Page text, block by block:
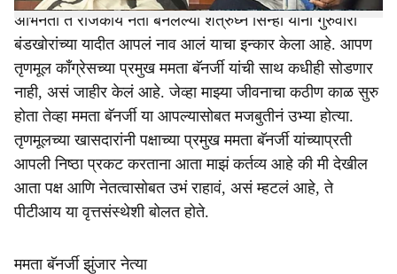
अभिनेता ते राजकीय नेता बनलेल्या शत्रुघ्न सिन्हा यांनी गुरुवारी
बंडखोरांच्या यादीत आपलं नाव आलं याचा इन्कार केला आहे. आपण
तृणमूल काँग्रेसच्या प्रमुख ममता बॅनर्जी यांची साथ कधीही सोडणार
नाही, असं जाहीर केलं आहे. जेव्हा माझ्या जीवनाचा कठीण काळ सुरु
होता तेव्हा ममता बॅनर्जी या आपल्यासोबत मजबुतीनं उभ्या होत्या.
तृणमूलच्या खासदारांनी पक्षाच्या प्रमुख ममता बॅनर्जी यांच्याप्रती
आपली निष्ठा प्रकट करताना आता माझं कर्तव्य आहे की मी देखील
आता पक्ष आणि नेतत्वासोबत उभं राहावं, असं म्हटलं आहे, ते
पीटीआय या वृत्तसंस्थेशी बोलत होते.
ममता बॅनर्जी झुंजार नेत्या